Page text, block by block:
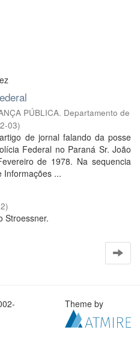
PÚBLICA. Departamento de
03)
de jornal falando da posse
Federal no Paraná Sr. João
de 1978. Na sequencia
Informações ...
)
Stroessner.
Theme by